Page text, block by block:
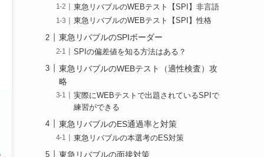
東急リバブルのWEBテスト【SPI】非言語
東急リバブルのWEBテスト【SPI】性格
東急リバブルのSPIボーダー
SPIの偏差値を知る方法はある？
東急リバブルのWEBテスト（適性検査）攻
略
実際にWEBテストで出題されているSPIで
練習ができる
東急リバブルのES通過率と対策
東急リバブルの本選考のES対策
東急リバブルの面接対策